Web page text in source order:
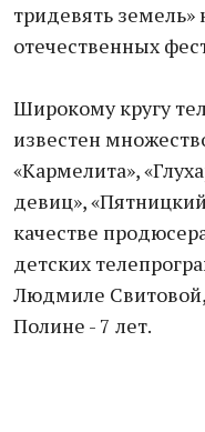
тридевять
отечественных
Широкому кругу
известен
«Кармелита»,
девиц»,
качестве
детских
Людмиле Свитовой,
Полине - 7 лет.